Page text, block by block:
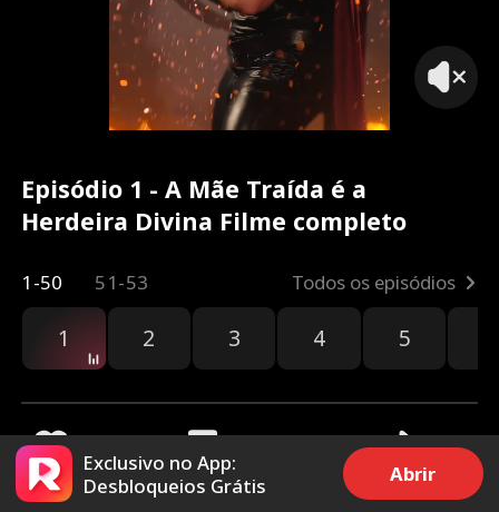
Episódio 1 - A Mãe Traída é a
Herdeira Divina Filme completo
1-50 51-53 Todos os episódios
1 2 3 4 5
3.3k 7.1k Compartilhar
Exclusivo no App:
Desbloqueios Grátis
Abrir